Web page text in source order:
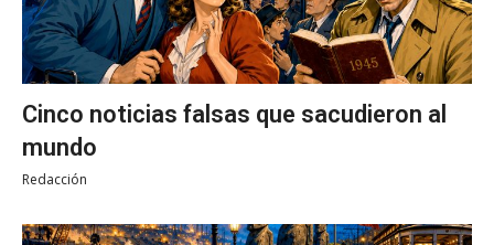
Cinco noticias falsas que sacudieron al
mundo
Redacción